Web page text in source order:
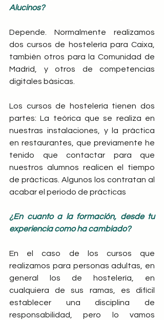
Alucinos?
Depende. Normalmente realizamos
dos cursos de hostelería para Caixa,
también otros para la Comunidad de
Madrid, y otros de competencias
digitales básicas.
Los cursos de hostelería tienen dos
partes: La teórica que se realiza en
nuestras instalaciones, y la práctica
en restaurantes, que previamente he
tenido que contactar para que
nuestros alumnos realicen el tiempo
de prácticas. Algunos los contratan al
acabar el periodo de prácticas
¿En cuanto a la formación, desde tu
experiencia como ha cambiado?
En el caso de los cursos que
realizamos para personas adultas, en
general los de hostelería, en
cualquiera de sus ramas, es difícil
establecer una disciplina de
responsabilidad, pero lo vamos